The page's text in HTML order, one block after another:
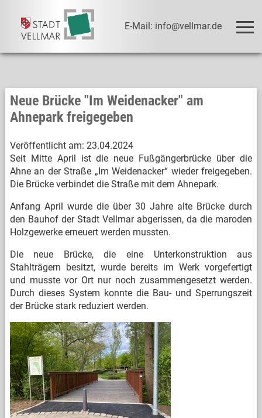
E-Mail: info@vellmar.de
Neue Brücke "Im Weidenacker" am
Ahnepark freigegeben
Veröffentlicht am: 23.04.2024
Seit Mitte April ist die neue Fußgängerbrücke über die
Ahne an der Straße „Im Weidenacker“ wieder freigegeben.
Die Brücke verbindet die Straße mit dem Ahnepark.
Anfang April wurde die über 30 Jahre alte Brücke durch
den Bauhof der Stadt Vellmar abgerissen, da die maroden
Holzgewerke erneuert werden mussten.
Die neue Brücke, die eine Unterkonstruktion aus
Stahlträgern besitzt, wurde bereits im Werk vorgefertigt
und musste vor Ort nur noch zusammengesetzt werden.
Durch dieses System konnte die Bau- und Sperrungszeit
der Brücke stark reduziert werden.